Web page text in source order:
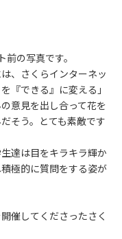
の写真です。
、さくらインターネッ
『できる』に変える」
意見を出し合って花を
そう。とても素敵です
達は目をキラキラ輝か
極的に質問をする姿が
催してくださったさく